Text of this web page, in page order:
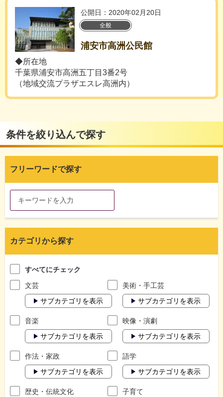
公開日：2020年02月20日
全般
浦安市高洲公民館
◆所在地
千葉県浦安市高洲五丁目3番2号
（地域交流プラザエスレ高洲内）
条件を絞り込んで探す
フリーワードで探す
カテゴリから探す
すべてにチェック
文芸
サブカテゴリを表示
美術・手工芸
サブカテゴリを表示
音楽
サブカテゴリを表示
映像・演劇
サブカテゴリを表示
作法・家政
サブカテゴリを表示
語学
サブカテゴリを表示
歴史・伝統文化
子育て